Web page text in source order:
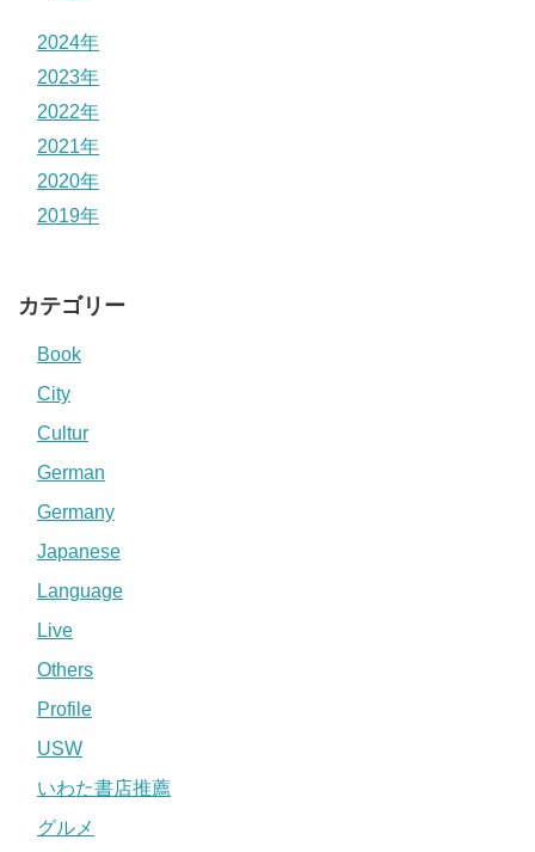
2024年
2023年
2022年
2021年
2020年
2019年
カテゴリー
Book
City
Cultur
German
Germany
Japanese
Language
Live
Others
Profile
USW
いわた書店推薦
グルメ